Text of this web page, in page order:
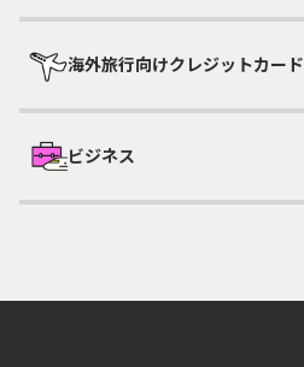
海外旅行向けクレジットカード
ビジネス